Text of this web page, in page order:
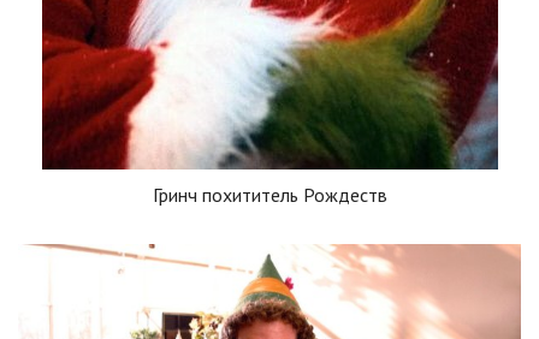
Гринч похититель Рождеств